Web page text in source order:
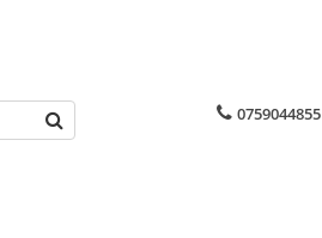
0759044855